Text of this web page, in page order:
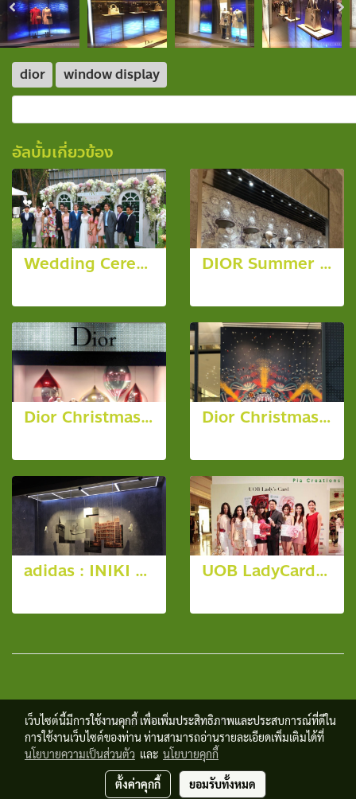
dior window display
อัลบั้มเกี่ยวข้อง
Wedding Ceremony (Tistaya & Timothy) DIOR Summer 2024
Dior Christmas 2014 Ornament Dior Christmas 2020
adidas : INIKI Campaign UOB LadyCard New Launching 2010
© Copyright 2017 All Rights Reserved.
เว็บไซต์นี้มีการใช้งานคุกกี้ เพื่อเพิ่มประสิทธิภาพและประสบการณ์ที่ดีใน
การใช้งานเว็บไซต์ของท่าน ท่านสามารถอ่านรายละเอียดเพิ่มเติมได้ที่
นโยบายความเป็นส่วนตัว และ นโยบายคุกกี้
ตั้งค่าคุกกี้ ยอมรับทั้งหมด